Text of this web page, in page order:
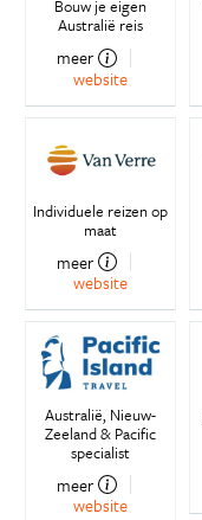
Bouw je eigen
Australië reis
meer
website
Individuele reizen op
maat
meer
website
Australië, Nieuw-
Zeeland & Pacific
specialist
meer
website